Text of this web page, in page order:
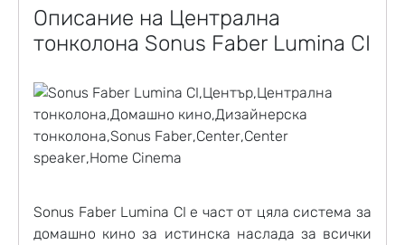
Описание на Централна
тонколона Sonus Faber Lumina CI
Sonus Faber Lumina CI е част от цяла система за
домашно кино за истинска наслада за всички